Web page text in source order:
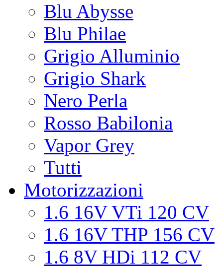
Blu Abysse
Blu Philae
Grigio Alluminio
Grigio Shark
Nero Perla
Rosso Babilonia
Vapor Grey
Tutti
Motorizzazioni
1.6 16V VTi 120 CV
1.6 16V THP 156 CV
1.6 8V HDi 112 CV